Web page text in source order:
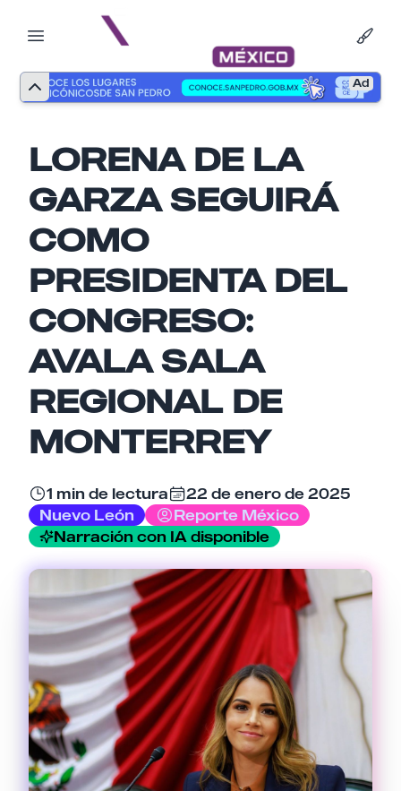
Ad
LORENA DE LA
GARZA SEGUIRÁ
COMO
PRESIDENTA DEL
CONGRESO:
AVALA SALA
REGIONAL DE
MONTERREY
1 min de lectura
22 de enero de 2025
Nuevo León
Reporte México
Narración con IA disponible
Nombre
Email
Cancelar Enviar comentario